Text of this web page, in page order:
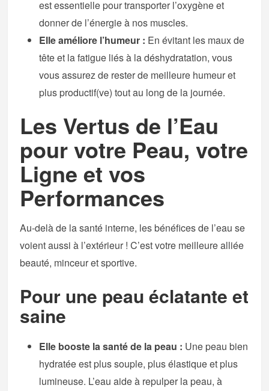
est essentielle pour transporter l’oxygène et
donner de l’énergie à nos muscles.
Elle améliore l’humeur : En évitant les maux de
tête et la fatigue liés à la déshydratation, vous
vous assurez de rester de meilleure humeur et
plus productif(ve) tout au long de la journée.
Les Vertus de l’Eau
pour votre Peau, votre
Ligne et vos
Performances
Au-delà de la santé interne, les bénéfices de l’eau se
voient aussi à l’extérieur ! C’est votre meilleure alliée
beauté, minceur et sportive.
Pour une peau éclatante et
saine
Elle booste la santé de la peau : Une peau bien
hydratée est plus souple, plus élastique et plus
lumineuse. L’eau aide à repulper la peau, à